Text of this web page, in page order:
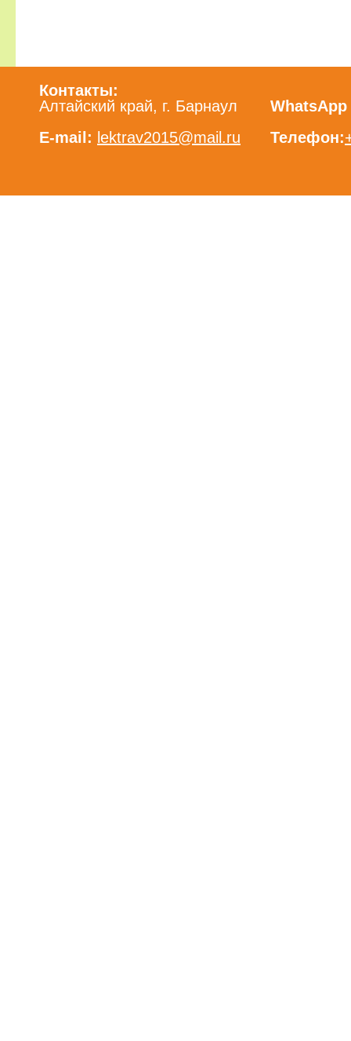
Контакты:
Алтайский край, г. Барнаул
E-mail: lektrav2015@mail.ru
Телефон: